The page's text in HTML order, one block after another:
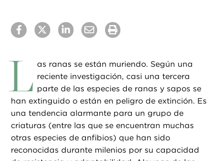
L as ranas se están muriendo. Según una
reciente investigación, casi una tercera
parte de las especies de ranas y sapos se
han extinguido o están en peligro de extinción. Es
una tendencia alarmante para un grupo de
criaturas (entre las que se encuentran muchas
otras especies de anfibios) que han sido
reconocidas durante milenios por su capacidad